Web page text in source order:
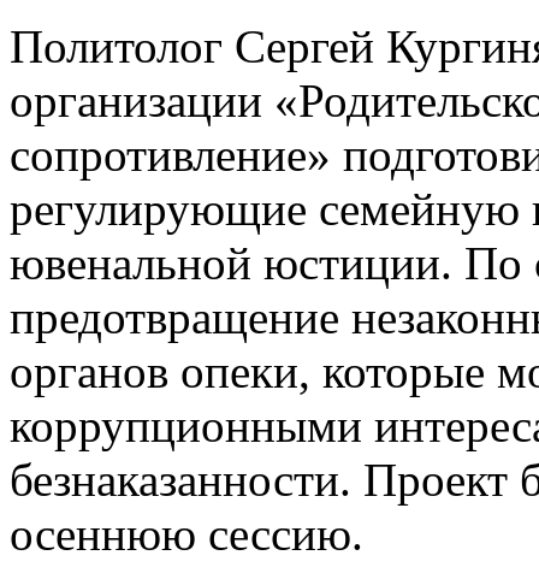
Политолог Сергей
организации
сопротивление»
регулирующие семейную
ювенальной юстиции. По
предотвращение
органов опеки, которые
коррупционными
безнаказанности. Проект
осеннюю сессию.